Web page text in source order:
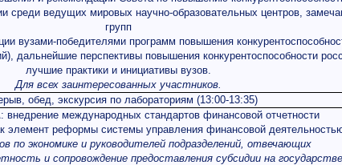
среди ведущих мировых научно-образовательных центров,
групп
вузами-победителями программ повышения
дальнейшие перспективы повышения конкурентоспособности
лучшие практики и инициативы вузов.
Для всех заинтересованных участников.
обед, экскурсия по лабораториям (13:00-13:35)
внедрение международных стандартов финансовой отчетности
элемент реформы системы управления финансовой
по экономике и руководителей подразделений, отвечающих
и сопровождение предоставления субсидии на